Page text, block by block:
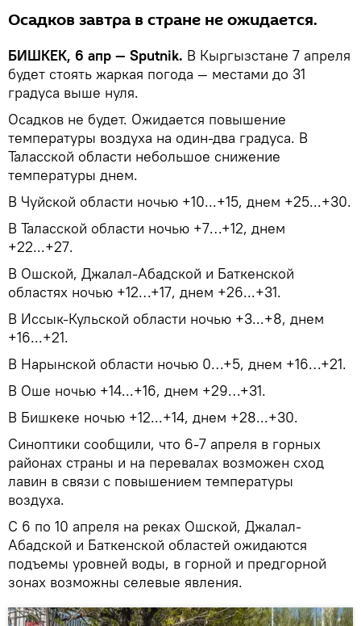
Осадков завтра в стране не ожидается.
БИШКЕК, 6 апр — Sputnik. В Кыргызстане 7 апреля
будет стоять жаркая погода — местами до 31
градуса выше нуля.
Осадков не будет. Ожидается повышение
температуры воздуха на один-два градуса. В
Таласской области небольшое снижение
температуры днем.
В Чуйской области ночью +10...+15, днем +25...+30.
В Таласской области ночью +7…+12, днем
+22...+27.
В Ошской, Джалал-Абадской и Баткенской
областях ночью +12…+17, днем +26...+31.
В Иссык-Кульской области ночью +3...+8, днем
+16...+21.
В Нарынской области ночью 0…+5, днем +16…+21.
В Оше ночью +14...+16, днем +29…+31.
В Бишкеке ночью +12...+14, днем +28...+30.
Синоптики сообщили, что 6-7 апреля в горных
районах страны и на перевалах возможен сход
лавин в связи с повышением температуры
воздуха.
С 6 по 10 апреля на реках Ошской, Джалал-
Абадской и Баткенской областей ожидаются
подъемы уровней воды, в горной и предгорной
зонах возможны селевые явления.